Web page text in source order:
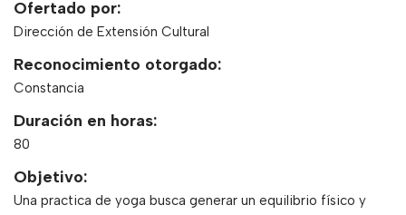
Ofertado por:
Dirección de Extensión Cultural
Reconocimiento otorgado:
Constancia
Duración en horas:
80
Objetivo:
Una practica de yoga busca generar un equilibrio físico y